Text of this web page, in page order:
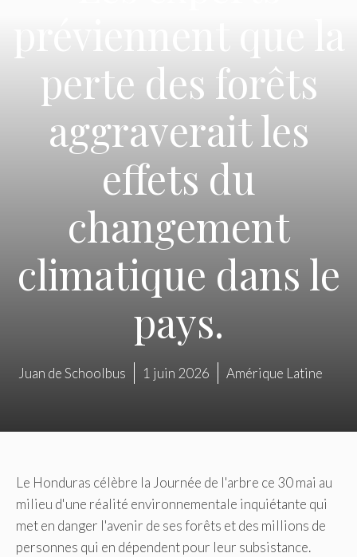
perte des forêts
aggraverait les
effets du
changement
climatique dans le
pays.
Juan de Schoolbus 1 juin 2026 Amérique Latine
Le Honduras célèbre la Journée de l'arbre ce 30 mai au
milieu d'une réalité environnementale inquiétante qui
met en danger l'avenir de ses forêts et des millions de
personnes qui en dépendent pour leur subsistance.